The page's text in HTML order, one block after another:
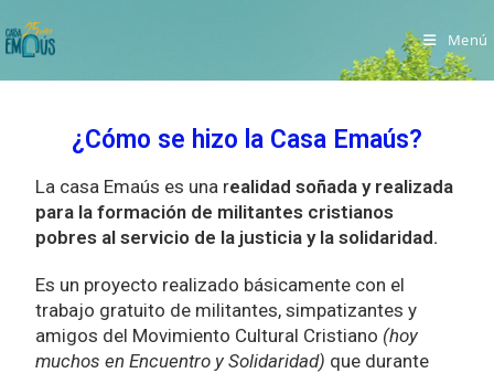
Menú
¿Cómo se hizo la Casa Emaús?
La casa Emaús es una realidad soñada y realizada
para la formación de militantes cristianos
pobres al servicio de la justicia y la solidaridad.
Es un proyecto realizado básicamente con el
trabajo gratuito de militantes, simpatizantes y
amigos del Movimiento Cultural Cristiano (hoy
muchos en Encuentro y Solidaridad) que durante